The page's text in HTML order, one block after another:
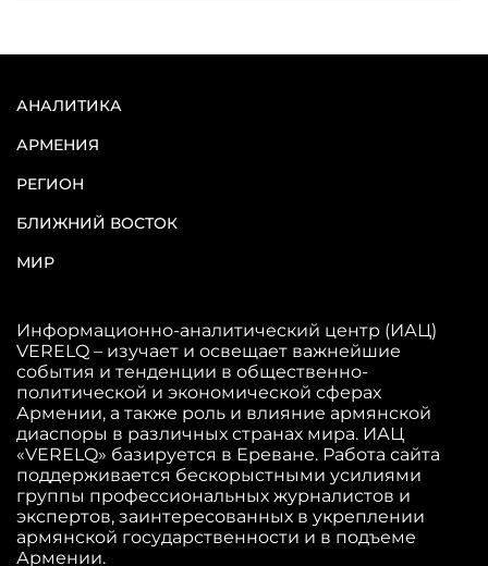
АНАЛИТИКА
АРМЕНИЯ
РЕГИОН
БЛИЖНИЙ ВОСТОК
МИР
Информационно-аналитический центр (ИАЦ)
VERELQ – изучает и освещает важнейшие
события и тенденции в общественно-
политической и экономической сферах
Армении, а также роль и влияние армянской
диаспоры в различных странах мира. ИАЦ
«VERELQ» базируется в Ереване. Работа сайта
поддерживается бескорыстными усилиями
группы профессиональных журналистов и
экспертов, заинтересованных в укреплении
армянской государственности и в подъеме
Армении.